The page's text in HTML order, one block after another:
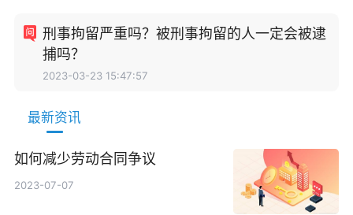
刑事拘留严重吗？被刑事拘留的人一定会被逮
捕吗？
2023-03-23 15:47:57
最新资讯
如何减少劳动合同争议
2023-07-07